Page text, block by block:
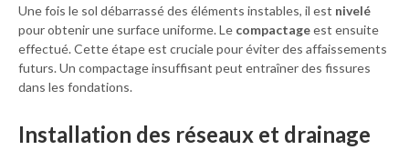
Une fois le sol débarrassé des éléments instables, il est nivelé
pour obtenir une surface uniforme. Le compactageest ensuite
effectué. Cette étape est cruciale pour éviter des affaissements
futurs. Un compactage insuffisant peut entraîner des fissures
dans les fondations.
Installation des réseaux et drainage